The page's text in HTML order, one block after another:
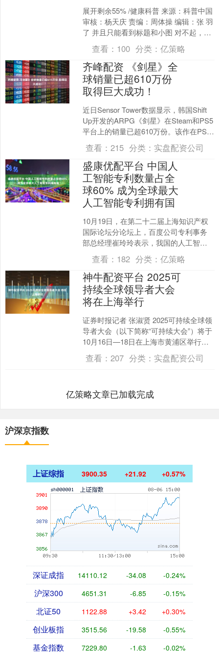
展开剩余55% /健康科普 来源：科普中国
审核：杨天庆 责编：周体操 编辑：张 羽
了 并且只能看到标题和小图 对不起，没
有 『 星标 』 我们的距离真的很遥....
查看： 100 分类： 亿策略
齐峰配资 《剑星》全
球销量已超610万份
取得巨大成功！
近日Sensor Tower数据显示，韩国Shift
Up开发的ARPG《剑星》在Steam和PS5
平台上的销量已超610万份。该作在PS5
上售出370万份，在....
查看： 215 分类： 实盘配资公司
盛康优配平台 中国人
工智能专利数量占全
球60% 成为全球最大
人工智能专利拥有国
10月19日，在第二十二届上海知识产权
国际论坛分论坛上，百度公司专利事务
部总经理崔玲玲表示，我国的人工智能
专利数量已经占到了全球的60%，已然成
为全球最大的人工....
查看： 182 分类： 亿策略
神牛配资平台 2025可
持续全球领导者大会
将在上海举行
证券时报记者 张淑贤 2025可持续全球领
导者大会（以下简称“可持续大会”）将于
10月16日—18日在上海市黄浦区举行。
证券时报记者从10月13日召开的新闻通
气....
查看： 207 分类： 实盘配资公司
亿策略文章已加载完成
沪深京指数
上证综指 3900.35 +21.92 +0.57%
深证成指 14110.12 -34.08 -0.24%
沪深300 4651.31 -6.85 -0.15%
北证50 1122.88 +3.42 +0.30%
创业板指 3515.56 -19.58 -0.55%
基金指数 7229.80 -1.63 -0.02%